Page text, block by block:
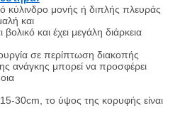
κύλινδρο μονής ή διπλής πλευράς
και
και έχει μεγάλη διάρκεια
σε περίπτωση διακοπής
ανάγκης μπορεί να προσφέρει
30cm, το ύψος της κορυφής είναι